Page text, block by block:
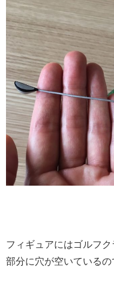
フィギュアにはゴルフ
部分に穴が空いているの